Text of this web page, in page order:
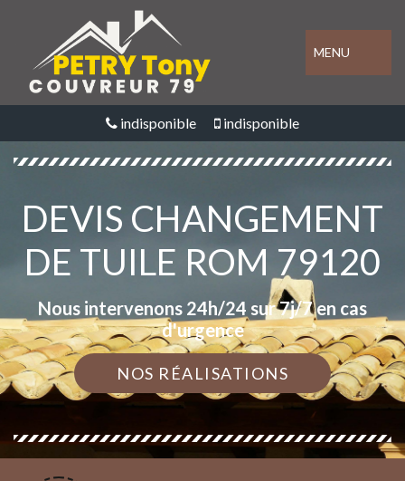
MENU
indisponible indisponible
DEVIS CHANGEMENT
DE TUILE ROM 79120
Nous intervenons 24h/24 sur 7j/7 en cas
d'urgence
NOS RÉALISATIONS